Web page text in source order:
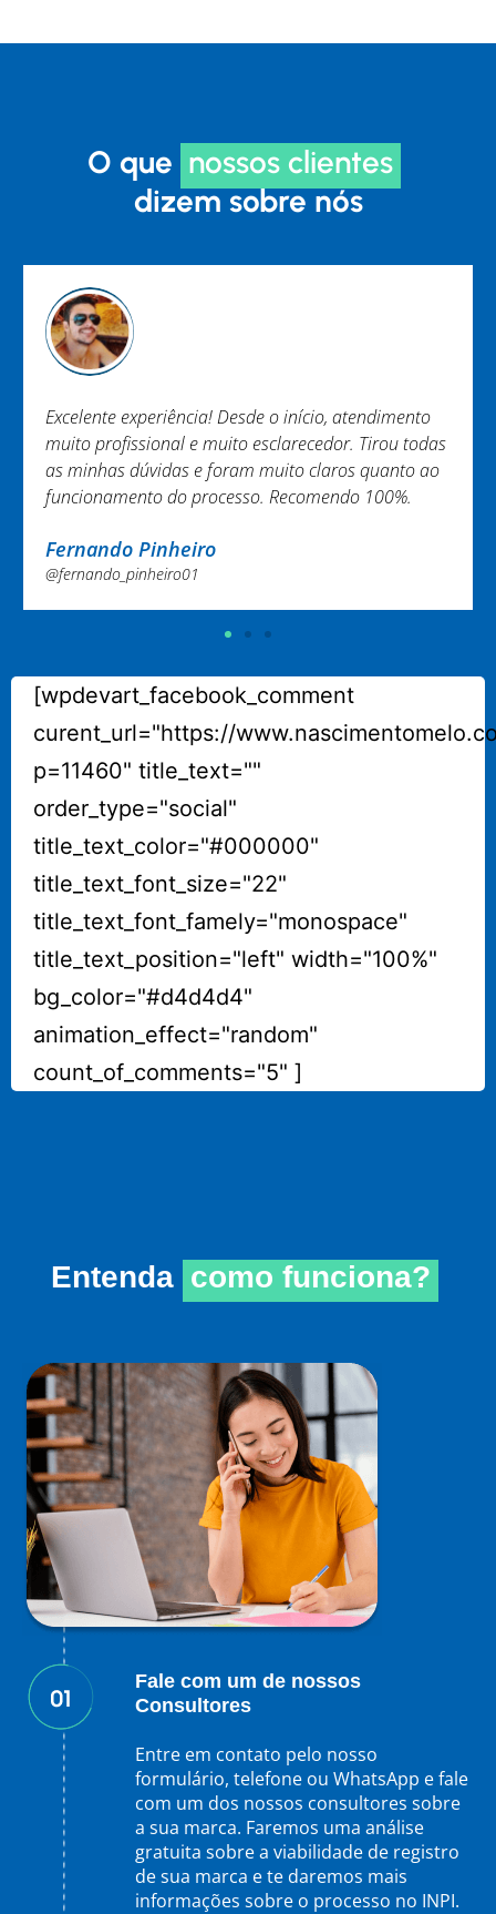
O que nossos clientes
dizem sobre nós
Excelente experiência! Desde o início, atendimento
muito profissional e muito esclarecedor. Tirou todas
as minhas dúvidas e foram muito claros quanto ao
funcionamento do processo. Recomendo 100%.
Fernando Pinheiro
@fernando_pinheiro01
[wpdevart_facebook_comment
curent_url="https://
p=11460" title_text=""
order_type="social"
title_text_color="#000000"
title_text_font_size="22"
title_text_font_famely="monospace"
title_text_position="left" width="100%"
bg_color="#d4d4d4"
animation_effect="random"
count_of_comments="5" ]
Entenda como funciona?
Fale com um de nossos
Consultores
Entre em contato pelo nosso
formulário, telefone ou WhatsApp e fale
com um dos nossos consultores sobre
a sua marca. Faremos uma análise
gratuita sobre a viabilidade de registro
de sua marca e te daremos mais
informações sobre o processo no INPI.